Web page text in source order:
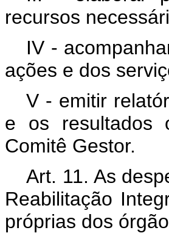
recursos
IV -
ações e dos
V - emitir
e os resultados
Comitê Gestor.
Art. 11. As
Reabilitação
próprias dos